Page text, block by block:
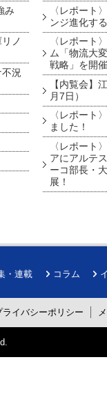
み
ノ
況
〈レポート
ンジ進化す
〈レポート
ム「物流大
戦略」を開
【内覧会】
月7日）
〈レポート
ました！
〈レポート
アにアルテ
ーコ部長・
展！
・連載 コラム
ライバシーポリシー